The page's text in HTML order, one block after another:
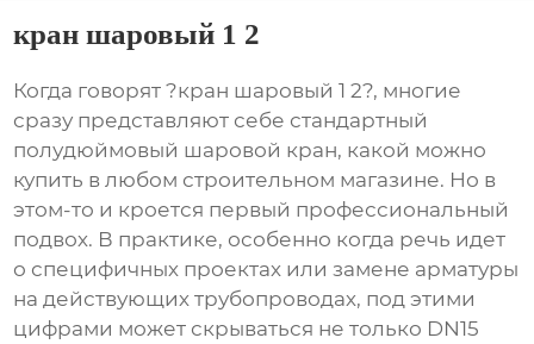
кран шаровый 1 2
Когда говорят ?кран шаровый 1 2?, многие
сразу представляют себе стандартный
полудюймовый шаровой кран, какой можно
купить в любом строительном магазине. Но в
этом-то и кроется первый профессиональный
подвох. В практике, особенно когда речь идет
о специфичных проектах или замене арматуры
на действующих трубопроводах, под этими
цифрами может скрываться не только DN15